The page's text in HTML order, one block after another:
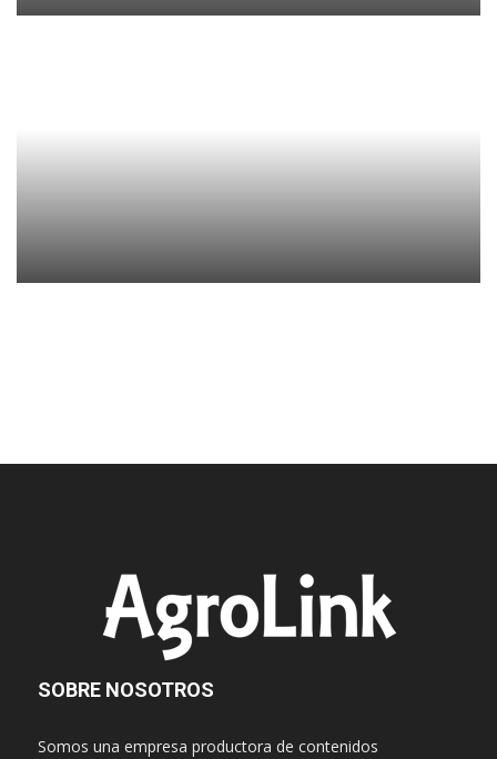
SOBRE NOSOTROS
Somos una empresa productora de contenidos